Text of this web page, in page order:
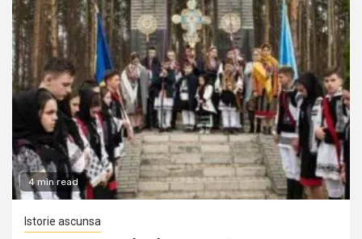
4 min read
Istorie ascunsa